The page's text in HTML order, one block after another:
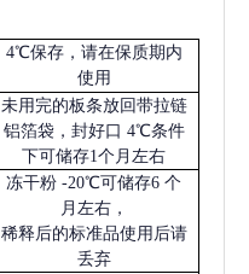
4℃保存，请在保质期内
使用
未用完的板条放回带拉链
铝箔袋，封好口 4℃条件
下可储存1个月左右
冻干粉 -20℃可储存6 个
月左右，
稀释后的标准品使用后请
丢弃